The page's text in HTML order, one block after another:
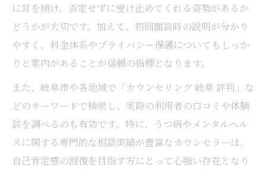
に耳を傾け、否定せずに受け止めてくれる姿勢があるか
どうかが大切です。加えて、初回面談時の説明が分かり
やすく、料金体系やプライバシー保護についてもしっか
りと案内があることが信頼の指標となります。
また、岐阜市や各地域で「カウンセリング 岐阜 評判」な
どのキーワードで検索し、実際の利用者の口コミや体験
談を調べるのも有効です。特に、うつ病やメンタルヘル
スに関する専門的な相談実績が豊富なカウンセラーは、
自己肯定感の回復を目指す方にとって心強い存在となり